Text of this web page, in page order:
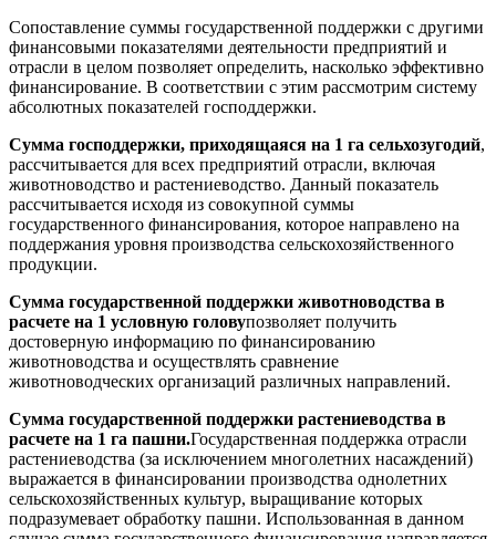
Сопоставление суммы государственной поддержки с другими
финансовыми показателями деятельности предприятий и
отрасли в целом позволяет определить, насколько эффективно
финансирование. В соответствии с этим рассмотрим систему
абсолютных показателей господдержки.
Сумма господдержки, приходящаяся на 1 га сельхозугодий,
рассчитывается для всех предприятий отрасли, включая
животноводство и растениеводство. Данный показатель
рассчитывается исходя из совокупной суммы
государственного финансирования, которое направлено на
поддержания уровня производства сельскохозяйственного
продукции.
Сумма государственной поддержки животноводства в
расчете на 1 условную головупозволяет получить
достоверную информацию по финансированию
животноводства и осуществлять сравнение
животноводческих организаций различных направлений.
Сумма государственной поддержки растениеводства в
расчете на 1 га пашни.Государственная поддержка отрасли
растениеводства (за исключением многолетних насаждений)
выражается в финансировании производства однолетних
сельскохозяйственных культур, выращивание которых
подразумевает обработку пашни. Использованная в данном